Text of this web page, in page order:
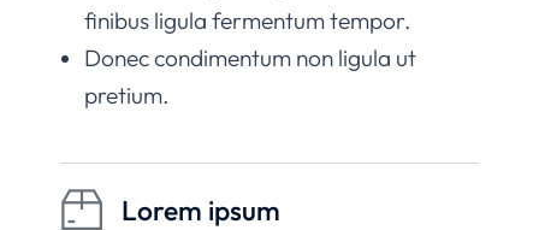
finibus ligula fermentum tempor.
Donec condimentum non ligula ut
pretium.
Lorem ipsum